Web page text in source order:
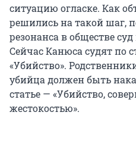
ситуацию огласке. Как
решились на такой шаг,
резонанса в обществе
Сейчас Канюса судят по
«Убийство».
убийца должен быть
статье — «Убийство,
жестокостью».